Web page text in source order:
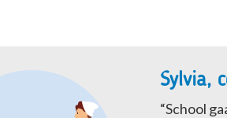
Sylvia,
“School